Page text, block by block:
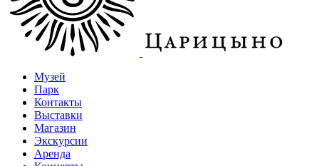
Музей
Парк
Контакты
Выставки
Магазин
Экскурсии
Аренда